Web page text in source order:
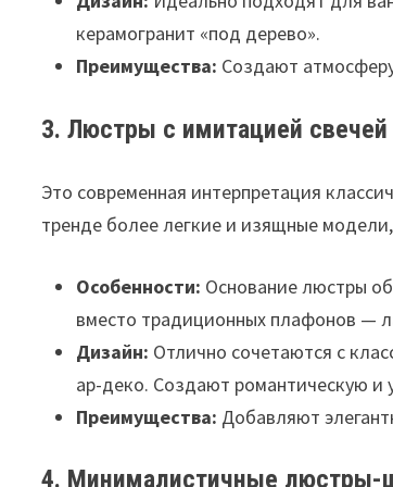
керамогранит «под дерево».
Преимущества: Создают
3. Люстры с имитацией свечей
Это современная интерпретация
тренде более легкие и изящные
Особенности: Основание люстры
вместо традиционных плафонов —
Дизайн: Отлично сочетаются с
ар-деко. Создают романтическую и
Преимущества: Добавляют
4. Минималистичные люстры-